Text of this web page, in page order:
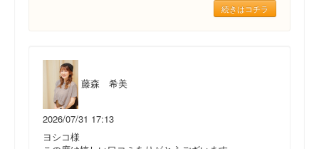
続きはコチラ
藤森 希美
2026/07/31 17:13
ヨシコ様